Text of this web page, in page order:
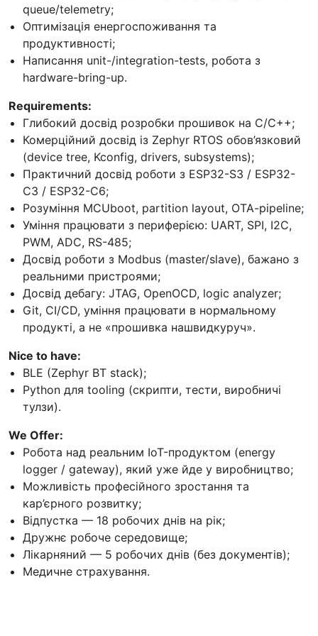
queue/telemetry;
Оптимізація енергоспоживання та
продуктивності;
Написання unit-/integration-tests, робота з
hardware-bring-up.
Requirements:
Глибокий досвід розробки прошивок на C/C++;
Комерційний досвід із Zephyr RTOS обов’язковий
(device tree, Kconfig, drivers, subsystems);
Практичний досвід роботи з ESP32-S3 / ESP32-
C3 / ESP32-C6;
Розуміння MCUboot, partition layout, OTA-pipeline;
Уміння працювати з периферією: UART, SPI, I2C,
PWM, ADC, RS-485;
Досвід роботи з Modbus (master/slave), бажано з
реальними пристроями;
Досвід дебагу: JTAG, OpenOCD, logic analyzer;
Git, CI/CD, уміння працювати в нормальному
продукті, а не «прошивка нашвидкуруч».
Nice to have:
BLE (Zephyr BT stack);
Python для tooling (скрипти, тести, виробничі
тулзи).
We Offer:
Робота над реальним IoT-продуктом (energy
logger / gateway), який уже йде у виробництво;
Можливість професійного зростання та
кар’єрного розвитку;
Відпустка — 18 робочих днів на рік;
Дружнє робоче середовище;
Лікарняний — 5 робочих днів (без документів);
Медичне страхування.